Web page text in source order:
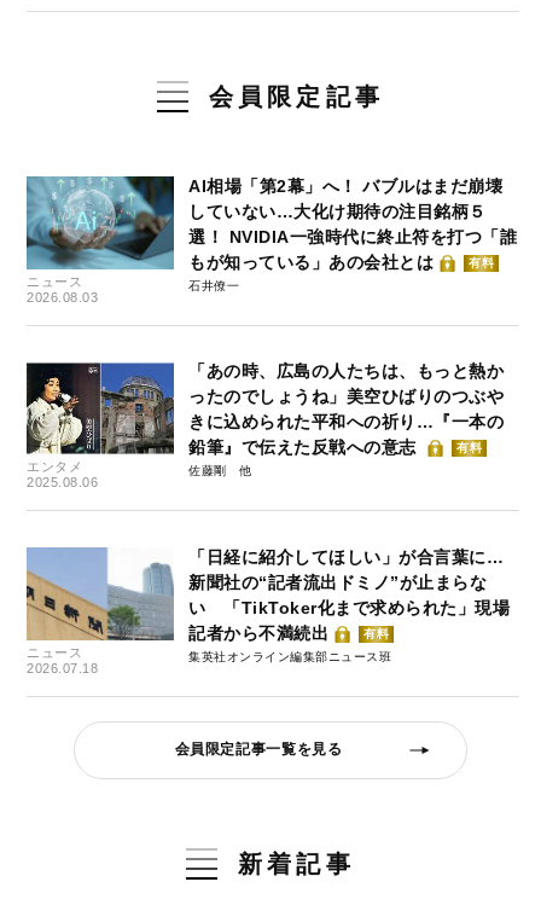
会員限定記事
ニュース
2026.08.03
AI相場「第2幕」へ！ バブルはまだ崩壊
していない…大化け期待の注目銘柄５
選！ NVIDIA一強時代に終止符を打つ「誰
もが知っている」あの会社とは
有料
石井僚一
エンタメ
2025.08.06
「あの時、広島の人たちは、もっと熱か
ったのでしょうね」美空ひばりのつぶや
きに込められた平和への祈り…『一本の
鉛筆』で伝えた反戦への意志
有料
佐藤剛
ニュース
2026.07.18
「日経に紹介してほしい」が合言葉に…
新聞社の“記者流出ドミノ”が止まらな
い 「TikToker化まで求められた」現場
記者から不満続出
有料
集英社オンライン編集部ニュース班
会員限定記事一覧を見る
新着記事